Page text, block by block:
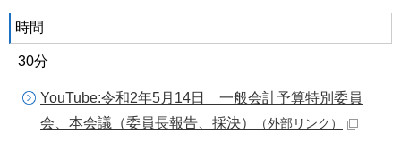
時間
30分
YouTube:令和2年5月14日 一般会計予算特別委員
会、本会議（委員長報告、採決）
（外部リンク）